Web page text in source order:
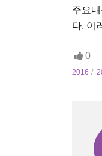
주요
다. 이
0
2016